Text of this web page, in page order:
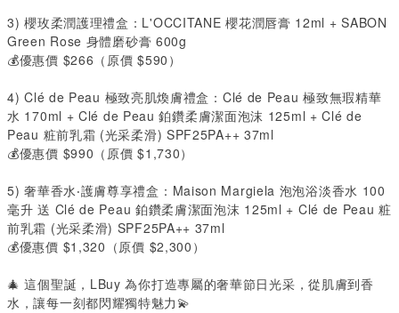
3️)櫻玫柔潤護理禮盒： L'OCCITANE櫻花潤唇膏 12ml + SABON
Green Rose 身體磨砂膏 600g
💰優惠價 $266 （原價 $590 ）
4️)Clé de Peau 極致亮肌煥膚禮盒： Clé de Peau極致無瑕精華
水 170ml + Clé de Peau鉑鑽柔膚潔面泡沫 125ml + Clé de
Peau 粧前乳霜 (光采柔滑) SPF25PA++ 37ml
💰優惠價 $990 （原價 $1,730）
5️)奢華香水‧護膚尊享禮盒： Maison Margiela 泡泡浴淡香水 100
毫升 送 Clé de Peau 鉑鑽柔膚潔面泡沫 125ml + Clé de Peau粧
前乳霜 (光采柔滑) SPF25PA++ 37ml
💰優惠價 $1,320 （原價 $2,300 ）
🎄 這個聖誕， LBuy為你打造專屬的奢華節日光采，從肌膚到香
水，讓每一刻都閃耀獨特魅力💫